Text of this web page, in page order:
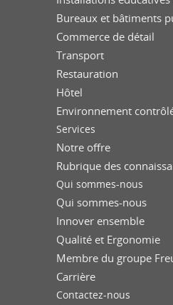
Bureaux et bâtiments
Commerce de détail
Transport
Restauration
Hôtel
Environnement
Services
Notre offre
Rubrique des
Qui sommes-nous
Qui sommes-nous
Innover ensemble
Qualité et Ergonomie
Membre du groupe
Carrière
Contactez-nous